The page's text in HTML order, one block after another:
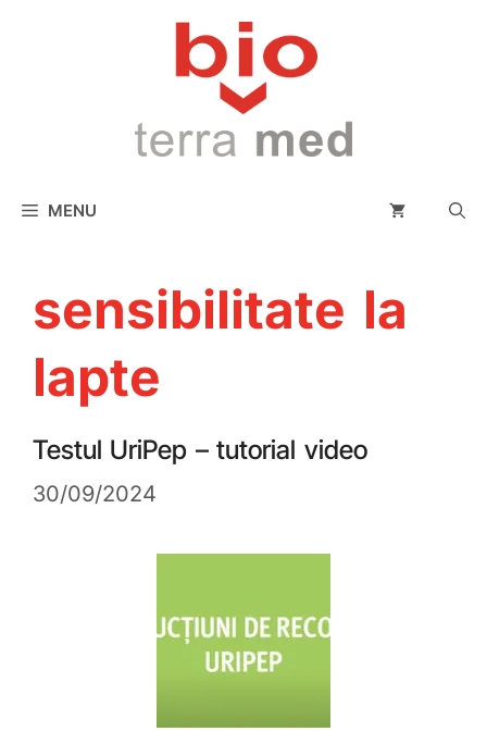
MENU
sensibilitate la
lapte
Testul UriPep – tutorial video
30/09/2024